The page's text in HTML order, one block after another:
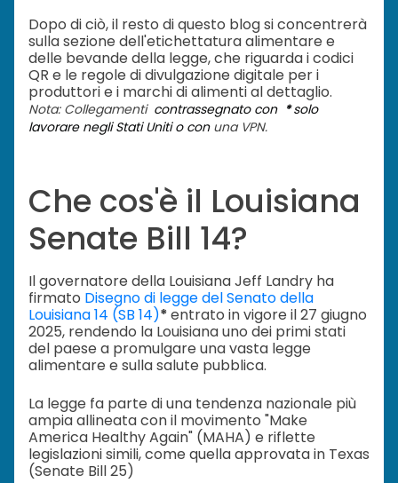
Dopo di ciò, il resto di questo blog si concentrerà
sulla sezione dell'etichettatura alimentare e
delle bevande della legge, che riguarda i codici
QR e le regole di divulgazione digitale per i
produttori e i marchi di alimenti al dettaglio.
Nota: Collegamenti contrassegnato con *solo
lavorare negli Stati Uniti o con una VPN.
Che cos'è il Louisiana
Senate Bill 14?
Il governatore della Louisiana Jeff Landry ha
firmato Disegno di legge del Senato della
Louisiana 14 (SB 14)*entrato in vigore il 27 giugno
2025, rendendo la Louisiana uno dei primi stati
del paese a promulgare una vasta legge
alimentare e sulla salute pubblica.
La legge fa parte di una tendenza nazionale più
ampia allineata con il movimento "Make
America Healthy Again" (MAHA) e riflette
legislazioni simili, come quella approvata in Texas
(Senate Bill 25)